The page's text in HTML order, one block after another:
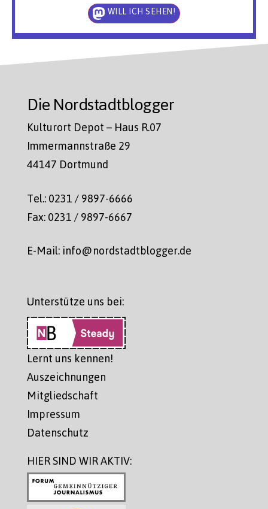
WILL ICH SEHEN!
Die Nordstadtblogger
Kulturort Depot – Haus R.07
Immermannstraße 29
44147 Dortmund
Tel.: 0231 / 9897-6666
Fax: 0231 / 9897-6667
E-Mail: info@nordstadtblogger.de
Unterstütze uns bei:
Lernt uns kennen!
Auszeichnungen
Mitgliedschaft
Impressum
Datenschutz
HIER SIND WIR AKTIV: